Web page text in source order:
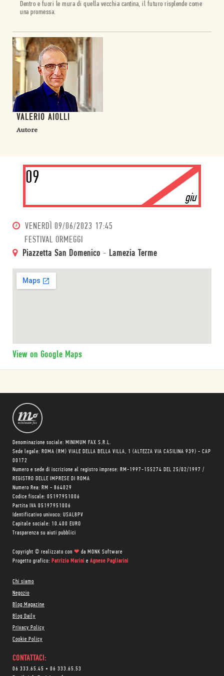
Dentro e fuori le mura di quella vecchia cantina, il futuro risplende come
una promessa.
VALERIO AIOLLI
Autore
09
giu
VENERDÌ 09/06/2023 17:45
FESTIVAL ORMEGGI
Piazzetta San Domenico - Lamezia Terme
View on Google Maps
Denominazione sociale: MINIMUM FAX S.R.L.
Sede legale: ROMA (RM) VIALE DELLA BELLA VILLA, 1 (ALTEZZA VIA CASILINA 939) - CAP
00172
Numero e sede di iscrizione al registro imprese: RM-1997-155274 DEL 25/02/1997 /
REGISTRO DELLE IMPRESE DI ROMA
Numero Rea: RM - 864029
Codice fiscale: 05197951006
Partita IVA 05197951006
Identificativo univoco: USAL8PV
Capitale sociale: 10.400 EURO
Trasparenza su aiuti pubblici
Copyright © realizzato con ❤ da MONK Software
Progetto grafico: Patrizio Marini e Agnese Pagliarini
Chi siamo
Negozio
Blog Magazine
Blog Daily
Privacy Policy
Cookie Policy
CONTATTACI:
06 333.65.45 • 06 333.65.53